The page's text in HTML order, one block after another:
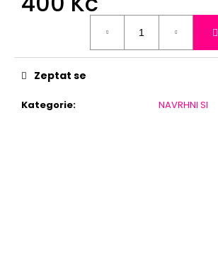
Kategorie: NAVRHNI SI
Zeptat se